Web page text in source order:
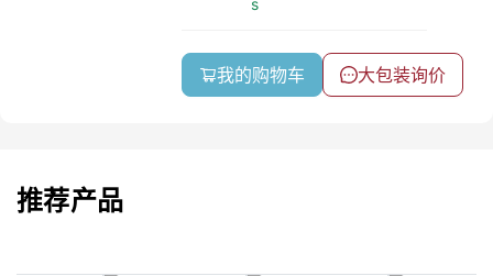
我的购物车 大包装询价
推荐产品